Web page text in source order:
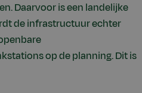
Daarvoor is een landelijke
de infrastructuur echter
op de planning. Dit is